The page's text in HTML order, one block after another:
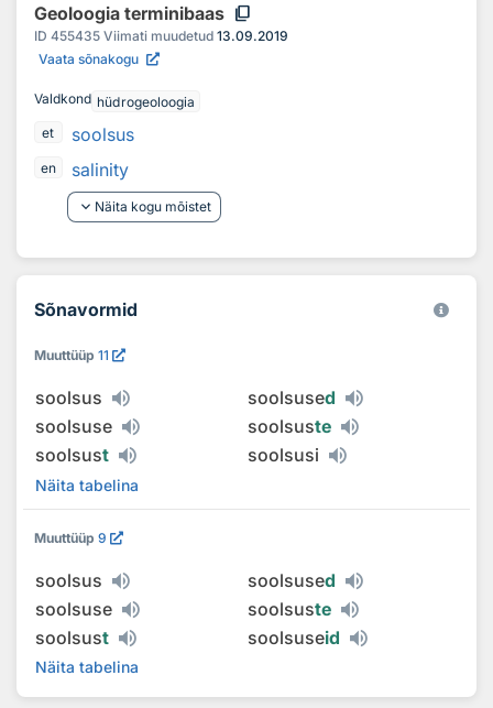
Geoloogia terminibaas content_copy
ID 455435 Viimati muudetud 13.09.2019
Vaata sõnakogu
Valdkond hüdrogeoloogia
et
soolsus
en
salinity
keyboard_arrow_down Näita kogu mõistet
Sõnavormid
Muuttüüp 11
soolsus soolsused
soolsuse
soolsuste
soolsust soolsusi
Näita tabelina
Muuttüüp 9
soolsus soolsused
soolsuse
soolsuste
soolsust soolsuseid
Näita tabelina